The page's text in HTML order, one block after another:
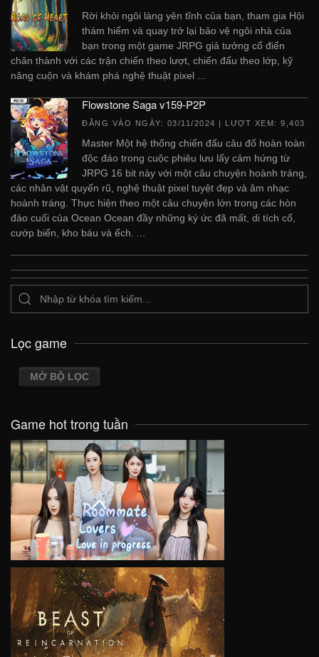
Rời khỏi ngôi làng yên tĩnh của bạn, tham gia Hội
thám hiểm và quay trở lại bảo vệ ngôi nhà của
bạn trong một game JRPG giả tưởng cổ điển
chân thành với các trận chiến theo lượt, chiến đấu theo lớp, kỹ
năng cuộn và khám phá nghệ thuật pixel ...
Flowstone Saga v159-P2P
ĐĂNG VÀO NGÀY: 03/11/2024 | LƯỢT XEM: 9,403
Master Một hệ thống chiến đấu câu đố hoàn toàn
độc đáo trong cuộc phiêu lưu lấy cảm hứng từ
JRPG 16 bit này với một câu chuyện hoành tráng,
các nhân vật quyến rũ, nghệ thuật pixel tuyệt đẹp và âm nhạc
hoành tráng. Thực hiện theo một câu chuyện lớn trong các hòn
đảo cuối của Ocean Ocean đầy những ký ức đã mất, di tích cổ,
cướp biển, kho báu và ếch. ...
Lọc game
MỞ BỘ LỌC
Game hot trong tuần
VIEW
VIEW